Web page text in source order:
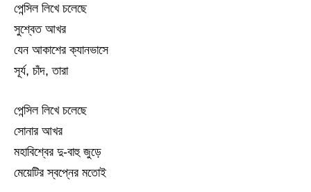
পেন্সিল লিখে চলেছে
সুশ্বেত আখর
যেন আকাশের ক্যানভাসে
সূর্য, চাঁদ, তারা
পেন্সিল লিখে চলেছে
সোনার আখর
মহাবিশ্বের দু-বাহু জুড়ে
মেয়েটির স্বপ্নের মতোই